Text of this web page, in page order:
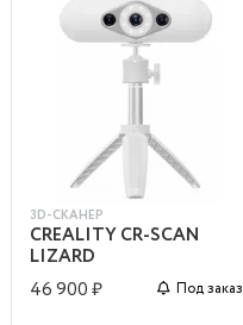
3D-СКАНЕР
CREALITY CR-SCAN
LIZARD
46 900 ₽
Под заказ